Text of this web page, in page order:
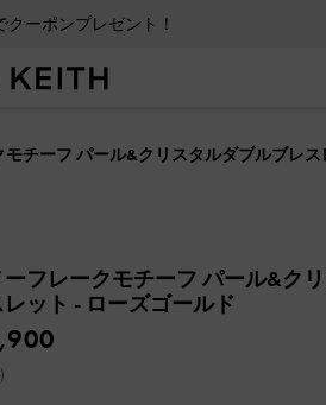
ーポンプレゼント！
チーフ パール&クリスタルダブルブレス
ーフレークモチーフ パール&ク
ット - ローズゴールド